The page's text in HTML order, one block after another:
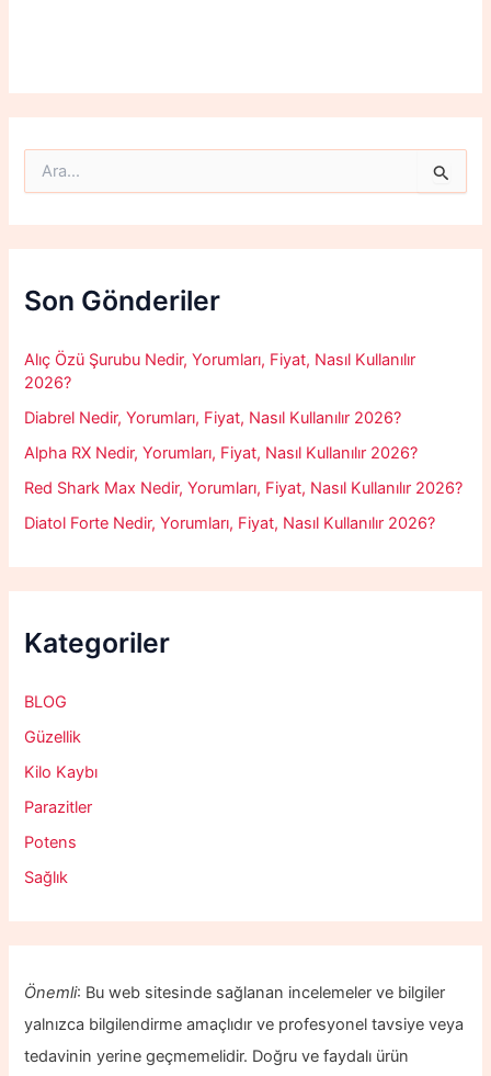
r
c
f
o
:
Son Gönderiler
Alıç Özü Şurubu Nedir, Yorumları, Fiyat, Nasıl Kullanılır
2026?
Diabrel Nedir, Yorumları, Fiyat, Nasıl Kullanılır 2026?
Alpha RX Nedir, Yorumları, Fiyat, Nasıl Kullanılır 2026?
Red Shark Max Nedir, Yorumları, Fiyat, Nasıl Kullanılır 2026?
Diatol Forte Nedir, Yorumları, Fiyat, Nasıl Kullanılır 2026?
Kategoriler
BLOG
Güzellik
Kilo Kaybı
Parazitler
Potens
Sağlık
Önemli: Bu web sitesinde sağlanan incelemeler ve bilgiler
yalnızca bilgilendirme amaçlıdır ve profesyonel tavsiye veya
tedavinin yerine geçmemelidir. Doğru ve faydalı ürün